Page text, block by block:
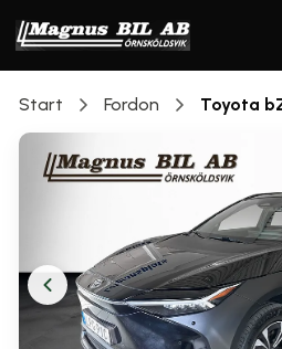
Start Fordon Toyota